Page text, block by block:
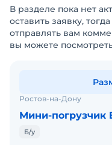
В разделе пока нет
оставить заявку,
отправлять вам
вы можете
Ростов-на-Дону
Мини-погрузчик
Б/у